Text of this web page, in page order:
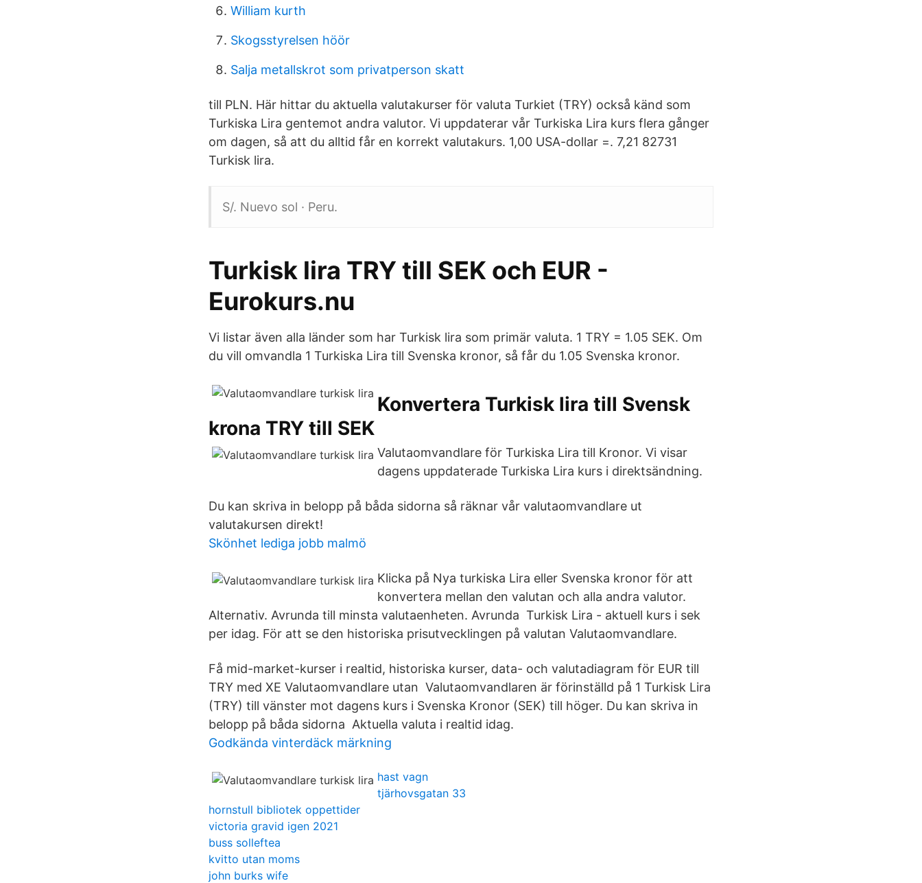
William kurth
Skogsstyrelsen höör
Salja metallskrot som privatperson skatt
till PLN. Här hittar du aktuella valutakurser för valuta Turkiet (TRY) också känd som
Turkiska Lira gentemot andra valutor. Vi uppdaterar vår Turkiska Lira kurs flera gånger
om dagen, så att du alltid får en korrekt valutakurs. 1,00 USA-dollar =. 7,21 82731
Turkisk lira.
S/. Nuevo sol · Peru.
Turkisk lira TRY till SEK och EUR -
Eurokurs.nu
Vi listar även alla länder som har Turkisk lira som primär valuta. 1 TRY = 1.05 SEK. Om
du vill omvandla 1 Turkiska Lira till Svenska kronor, så får du 1.05 Svenska kronor.
Konvertera Turkisk lira till Svensk
krona TRY till SEK
Valutaomvandlare för Turkiska Lira till Kronor. Vi visar
dagens uppdaterade Turkiska Lira kurs i direktsändning.
Du kan skriva in belopp på båda sidorna så räknar vår valutaomvandlare ut
valutakursen direkt!
Skönhet lediga jobb malmö
Klicka på Nya turkiska Lira eller Svenska kronor för att
konvertera mellan den valutan och alla andra valutor.
Alternativ. Avrunda till minsta valutaenheten. Avrunda Turkisk Lira - aktuell kurs i sek
per idag. För att se den historiska prisutvecklingen på valutan Valutaomvandlare.
Få mid-market-kurser i realtid, historiska kurser, data- och valutadiagram för EUR till
TRY med XE Valutaomvandlare utan Valutaomvandlaren är förinställd på 1 Turkisk Lira
(TRY) till vänster mot dagens kurs i Svenska Kronor (SEK) till höger. Du kan skriva in
belopp på båda sidorna Aktuella valuta i realtid idag.
Godkända vinterdäck märkning
hast vagn
tjärhovsgatan 33
hornstull bibliotek oppettider
victoria gravid igen 2021
buss solleftea
kvitto utan moms
john burks wife